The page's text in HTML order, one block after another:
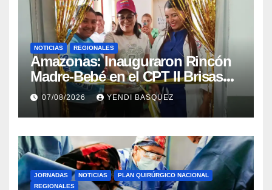
NOTICIAS REGIONALES
​Amazonas: Inauguraron Rincón
Madre-Bebé en el CPT II Brisas
del Aeropuerto ​Inauguraron
Rincón
07/08/2026 YENDI BASQUEZ
JORNADAS NOTICIAS
PLAN QUIRÚRGICO NACIONAL
REGIONALES